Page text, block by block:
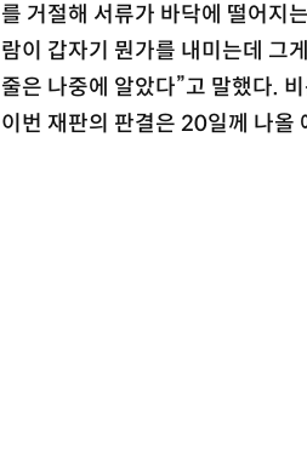
를 거절해 서류가 바닥에 떨어지
람이 갑자기 뭔가를 내미는데 그
줄은 나중에 알았다”고 말했다.
이번 재판의 판결은 20일께 나